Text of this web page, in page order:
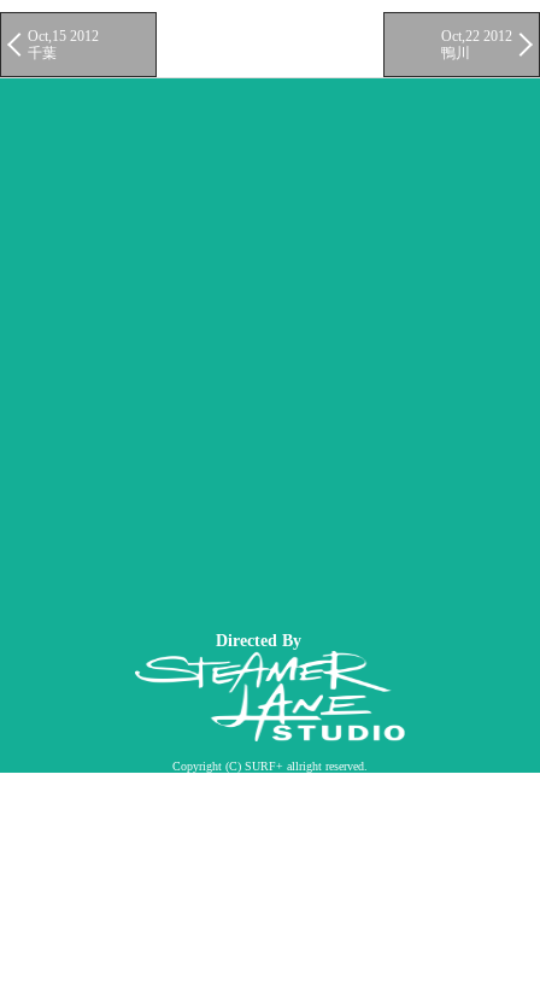
Oct,15 2012
千葉
Oct,22 2012
鴨川
Directed By
Copyright (C) SURF+ allright reserved.